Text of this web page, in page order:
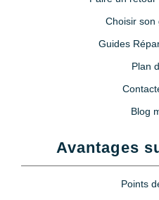
Choisir son
Guides
Plan
Blog
Avantages
Points